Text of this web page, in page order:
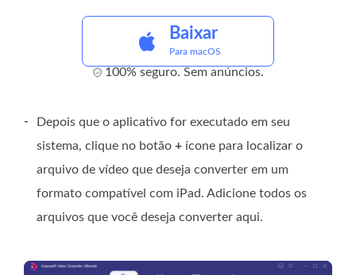
Baixar
Para macOS
100% seguro. Sem anúncios.
-
Depois que o aplicativo for executado em seu
sistema, clique no botão + ícone para localizar o
arquivo de vídeo que deseja converter em um
formato compatível com iPad. Adicione todos os
arquivos que você deseja converter aqui.